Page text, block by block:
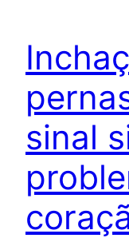
sinal